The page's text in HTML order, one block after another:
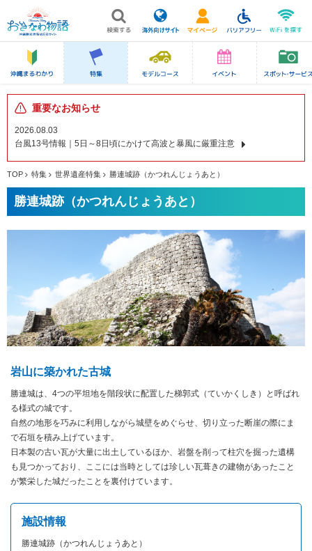
重要なお知らせ
2026.08.03
台風13号情報｜5日～8日頃にかけて高波と暴風に厳重注意
TOP 特集 世界遺産特集 勝連城跡（かつれんじょうあと）
勝連城跡（かつれんじょうあと）
岩山に築かれた古城
勝連城は、4つの平坦地を階段状に配置した梯郭式（ていかくしき）と呼ばれ
る様式の城です。
自然の地形を巧みに利用しながら城壁をめぐらせ、切り立った断崖の際にま
で石垣を積み上げています。
日本製の古い瓦が大量に出土しているほか、岩盤を削って柱穴を掘った遺構
も見つかっており、ここには当時としては珍しい瓦葺きの建物があったこと
が繁栄した城だったことを裏付けています。
施設情報
勝連城跡（かつれんじょうあと）